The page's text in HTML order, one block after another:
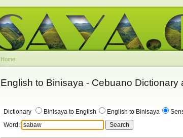
Home
English to Binisaya - Cebuano Dictionary
Dictionary Binisaya to English English to Binisaya
Word: